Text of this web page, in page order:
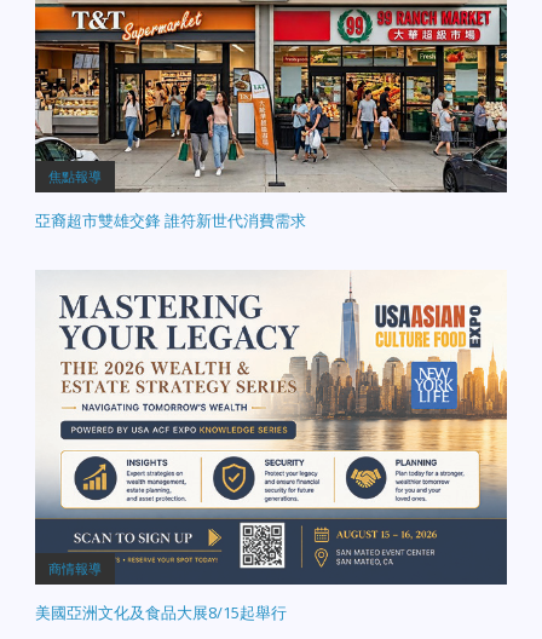
焦點報導
亞裔超市雙雄交鋒 誰符新世代消費需求
商情報導
美國亞洲文化及食品大展8/15起舉行